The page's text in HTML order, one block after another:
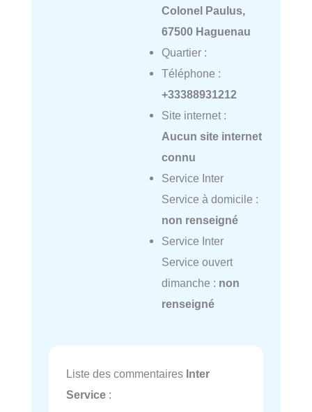
Colonel Paulus,
67500 Haguenau
Quartier :
Téléphone :
+33388931212
Site internet :
Aucun site internet
connu
Service Inter
Service à domicile :
non renseigné
Service Inter
Service ouvert
dimanche : non
renseigné
Liste des commentaires Inter
Service :